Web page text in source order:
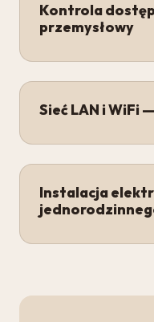
Kontrola
przemysłowy
Sieć LAN i WiFi
Instalacja